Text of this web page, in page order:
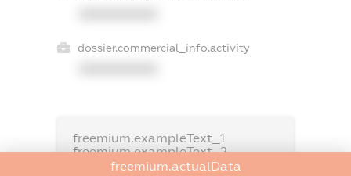
dossier.commercial_info.activity
freemium.exampleText_1
freemium.exampleText_2
freemium.anonymousPerSearch2
freemium.actualData